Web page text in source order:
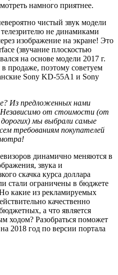
намного приятнее.
чистый звук модели
не динамиками
изображение на экране! Это
(звучание плоскостью
на основе модели 2017 г.
продаже, поэтому советуем
Sony KD-55A1 и Sony
Из предложенных нами
Независимо от стоимости (от
мы выбрали самые
требованиям покупателей
динамично меняются в
звука и
скачка курса доллара
стали ограничены в бюджете
какие из рекламируемых
качественно
а что является
ходом? Разобраться поможет
2018 год по версии портала